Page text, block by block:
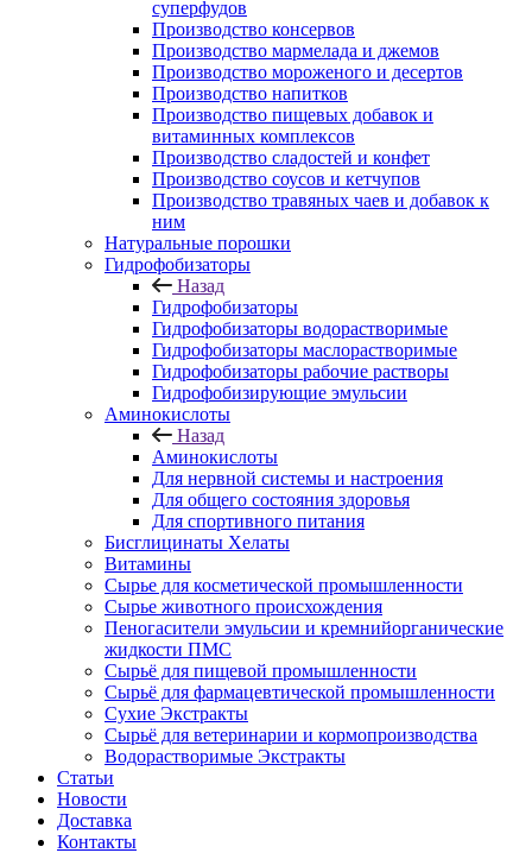
суперфудов
Производство консервов
Производство мармелада и джемов
Производство мороженого и десертов
Производство напитков
Производство пищевых добавок и
витаминных комплексов
Производство сладостей и конфет
Производство соусов и кетчупов
Производство травяных чаев и добавок к
ним
Натуральные порошки
Гидрофобизаторы
Назад
Гидрофобизаторы
Гидрофобизаторы водорастворимые
Гидрофобизаторы маслорастворимые
Гидрофобизаторы рабочие растворы
Гидрофобизирующие эмульсии
Аминокислоты
Назад
Аминокислоты
Для нервной системы и настроения
Для общего состояния здоровья
Для спортивного питания
Бисглицинаты Хелаты
Витамины
Сырье для косметической промышленности
Сырье животного происхождения
Пеногасители эмульсии и кремнийорганические
жидкости ПМС
Сырьё для пищевой промышленности
Сырьё для фармацевтической промышленности
Сухие Экстракты
Сырьё для ветеринарии и кормопроизводства
Водорастворимые Экстракты
Статьи
Новости
Доставка
Контакты